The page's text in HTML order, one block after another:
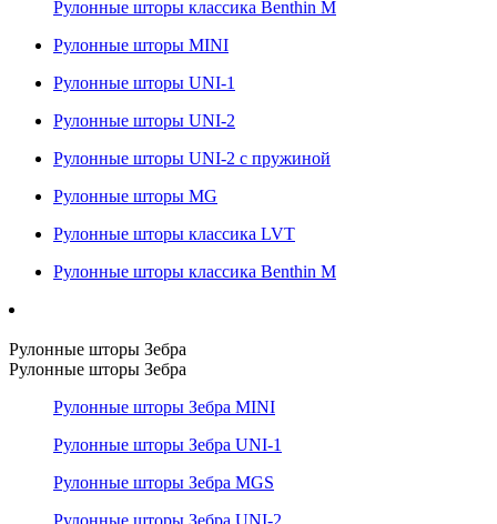
Рулонные шторы классика Benthin M
Рулонные шторы MINI
Рулонные шторы UNI-1
Рулонные шторы UNI-2
Рулонные шторы UNI-2 с пружиной
Рулонные шторы MG
Рулонные шторы классика LVT
Рулонные шторы классика Benthin M
Рулонные шторы Зебра
Рулонные шторы Зебра
Рулонные шторы Зебра MINI
Рулонные шторы Зебра UNI-1
Рулонные шторы Зебра MGS
Рулонные шторы Зебра UNI-2